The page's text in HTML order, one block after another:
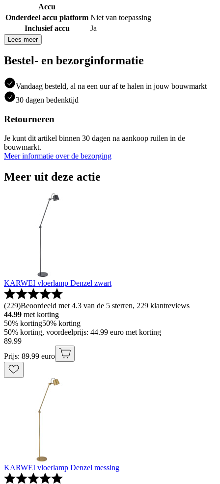
Accu
Onderdeel accu platform Niet van toepassing
Inclusief accu
Ja
Lees meer
Bestel- en bezorginformatie
Vandaag besteld, al na een uur af te halen in jouw bouwmarkt
30 dagen bedenktijd
Retourneren
Je kunt dit artikel binnen 30 dagen na aankoop ruilen in de
bouwmarkt.
Meer informatie over de bezorging
Meer uit deze actie
KARWEI vloerlamp Denzel zwart
(229)Beoordeeld met 4.3 van de 5 sterren, 229 klantreviews
44.99 met korting
50% korting50% korting
50% korting, voordeelprijs: 44.99 euro met korting
89.99
Prijs: 89.99 euro
KARWEI vloerlamp Denzel messing